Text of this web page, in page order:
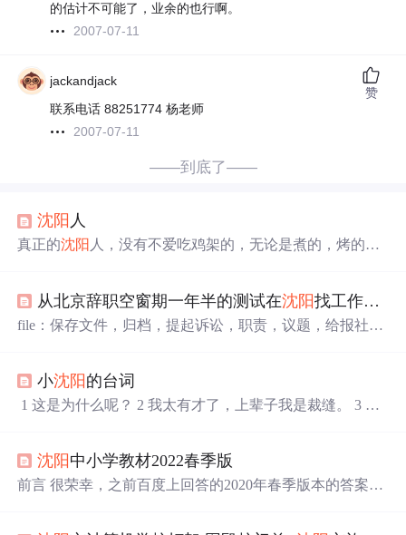
的估计不可能了，业余的也行啊。
2007-07-11
jackandjack
联系电话 88251774 杨老师
2007-07-11
赞
——到底了——
沈阳 人
真正的沈阳 人，没有不爱吃鸡架的，无论是煮的，烤的，
烤肉，新疆羊肉串，大锅老汤煮的麻辣烫...真正的
沈阳
人，都特会吃、特能吃、特爱吃...真正的
沈阳人，买了肉
动
从北京辞职空窗期一年半的测试在沈阳找工作的一天之
file：保存文件，归档，提起诉讼，职责，议题，给报社发
课程表，节目，安排set：集合，设置，安排，树立，固定
于..的，位于..的if：如果，每当，即便display：显示器，展
st：列表，登记，显示，打印，布条，船倾斜，模块内容
加载中。
小沈阳的台词
1 这是为什么呢？ 2 我太有才了，上辈子我是裁缝。 3 都
现在我都长开了。 4 眼睛一闭一睁一天儿过去了hou~,眼睛
一闭不睁,一辈子过去了hou! 5 我的中文名叫小沈阳,我的英
沈阳中小学教材2022春季版
前言 很荣幸，之前百度上回答的2020年春季版本的答案被